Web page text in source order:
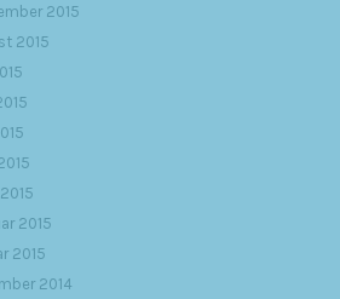
2015
2015
2015
2015
2014